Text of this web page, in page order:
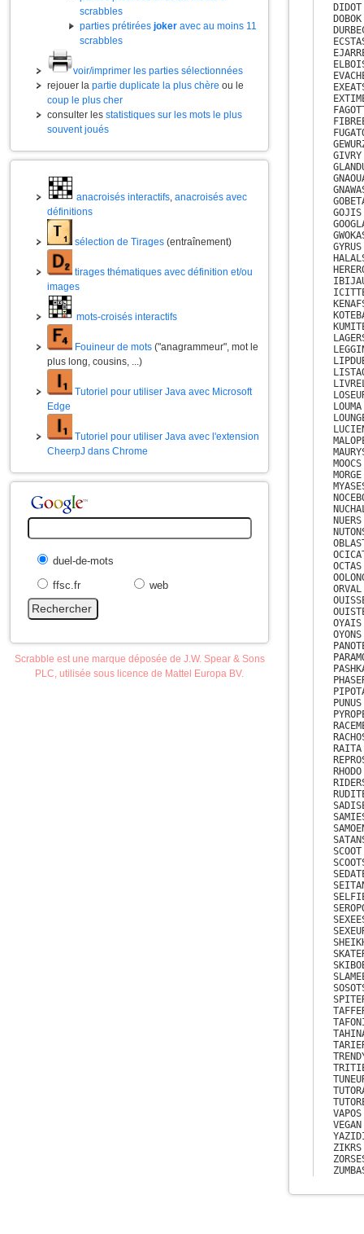
scrabbles
parties prétirées joker avec au moins 11
scrabbles
voir/imprimer les parties sélectionnées
rejouer la partie duplicate la plus chère ou le
coup le plus cher
consulter les statistiques sur les mots le plus
souvent joués
anacroisés interactifs, anacroisés avec
définitions
sélection de Tirages (entraînement)
tirages thématiques avec définition et/ou
images
mots-croisés interactifs
Fouineur de mots ("anagrammeur", mot le
plus long, cousins, ...)
Tutoriel pour utiliser Java avec Microsoft
Edge
Tutoriel pour utiliser Java avec l'extension
CheerpJ dans Chrome
duel-de-mots
ffsc.fr
web
Scrabble est une marque déposée de J.W. Spear & Sons
PLC, utilisée sous licence de Mattel Europa BV.
DIDOT
DOBOK
GIVRY
GOJIS
GYRUS
LOUMA
MOOCS
MORGE
NUERS
OCTAS
ORVAL
OYAIS
OYONS
PUNUS
RAITA
RHODO
SCOOT
VAPOS
VEGAN
ZIKRS